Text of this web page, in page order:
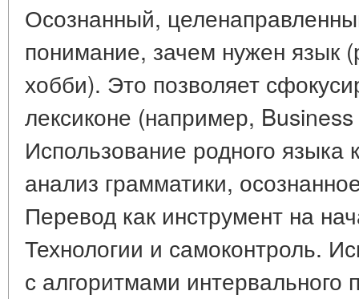
Осознанный,
понимание, зачем нужен язык
хобби). Это позволяет
лексиконе (например,
Использование родного
анализ грамматики,
Перевод как инструмент на
Технологии и самоконтроль.
с алгоритмами интервального